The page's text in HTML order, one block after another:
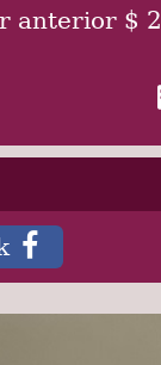
anterior $